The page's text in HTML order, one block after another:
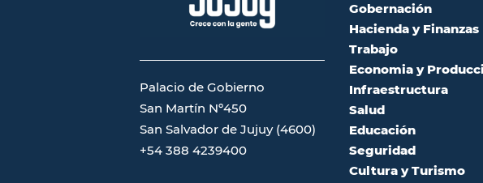
Palacio de Gobierno
San Martín Nº450
San Salvador de Jujuy (4600)
+54 388 4239400
Gobernación
Hacienda y Finanzas
Trabajo
Economia y
Infraestructura
Salud
Educación
Seguridad
Cultura y Turismo